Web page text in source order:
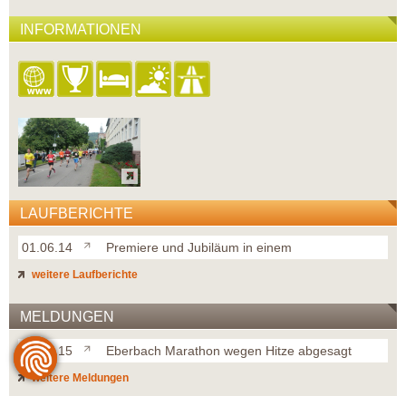
INFORMATIONEN
LAUFBERICHTE
01.06.14 Premiere und Jubiläum in einem
weitere Laufberichte
MELDUNGEN
03.07.15 Eberbach Marathon wegen Hitze abgesagt
weitere Meldungen